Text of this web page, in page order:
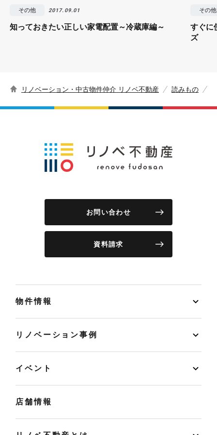
その他 2017.09.01
知っておきたい正しい家電配置～冷蔵庫編～
その他
すぐに
ズ
リノベーション・中古物件仲介 リノベ不動産 読みもの
お問い合わせ
資料請求
物件情報
リノベーション事例
イベント
店舗情報